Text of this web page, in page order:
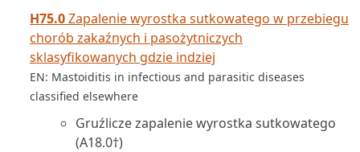
H75.0Zapalenie wyrostka sutkowatego w przebiegu
chorób zakaźnych i pasożytniczych
sklasyfikowanych gdzie indziej
EN: Mastoiditis in infectious and parasitic diseases
classified elsewhere
Gruźlicze zapalenie wyrostka sutkowatego
(A18.0†)